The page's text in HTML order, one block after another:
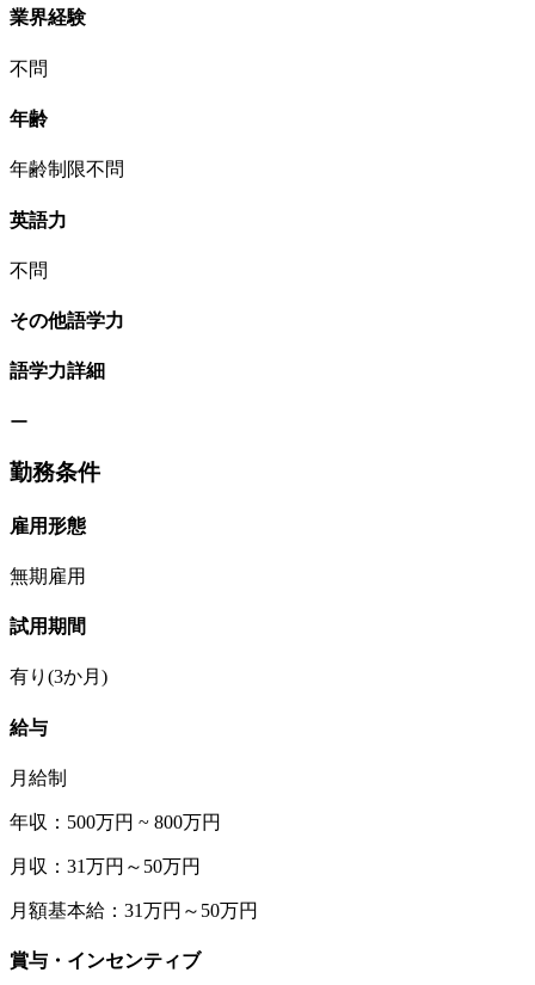
業界経験
不問
年齢
年齢制限不問
英語力
不問
その他語学力
語学力詳細
ー
勤務条件
雇用形態
無期雇用
試用期間
有り(3か月)
給与
月給制
年収：500万円 ~ 800万円
月収：31万円～50万円
月額基本給：31万円～50万円
賞与・インセンティブ